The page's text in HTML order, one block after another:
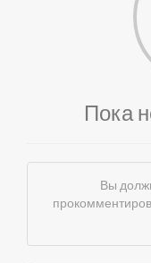
Пока
Вы